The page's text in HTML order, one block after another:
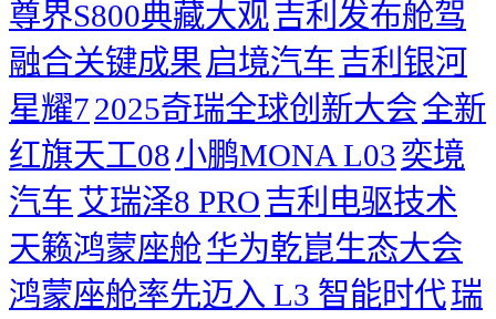
尊界S800典藏大观吉利发布舱驾
融合关键成果 启境汽车吉利银河
星耀72025奇瑞全球创新大会​全新
红旗天工08小鹏MONA L03奕境
汽车艾瑞泽8 PRO吉利电驱技术
天籁鸿蒙座舱华为乾崑生态大会
鸿蒙座舱率先迈入 L3 智能时代瑞